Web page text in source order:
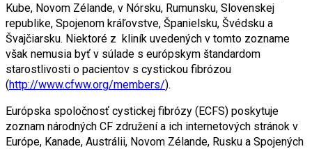
Kube, Novom Zélande, v Nórsku, Rumunsku, Slovenskej
republike, Spojenom kráľovstve, Španielsku, Švédsku a
Švajčiarsku. Niektoré z kliník uvedených v tomto zozname
však nemusia byť v súlade s európskym štandardom
starostlivosti o pacientov s cystickou fibrózou
(http://www.cfww.org/members/).
Európska spoločnosť cystickej fibrózy (ECFS) poskytuje
zoznam národných CF združení a ich internetových stránok v
Európe, Kanade, Austrálii, Novom Zélande, Rusku a Spojených